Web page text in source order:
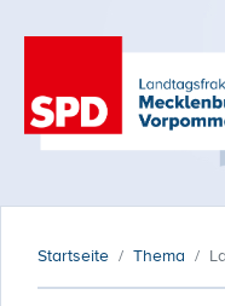
Startseite Thema